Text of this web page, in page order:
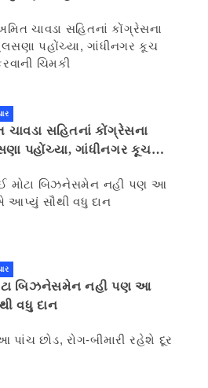
સહિતનાં કોંગ્રેસના
પહોંચ્યા, ગાંધીનગર કૂચ
બિઝનેસમેન નહી પણ આ
વધુ દાન